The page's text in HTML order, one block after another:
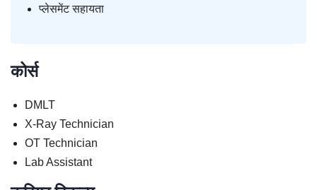
प्लेसमेंट सहायता
कोर्स
DMLT
X-Ray Technician
OT Technician
Lab Assistant